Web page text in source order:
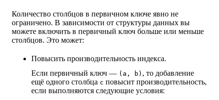
Количество столбцов в первичном ключе явно не
ограничено. В зависимости от структуры данных вы
можете включить в первичный ключ больше или меньше
столбцов. Это может:
Повысить производительность индекса.
Если первичный ключ — (a, b) , то добавление
ещё одного столбца c повысит производительность,
если выполняются следующие условия: